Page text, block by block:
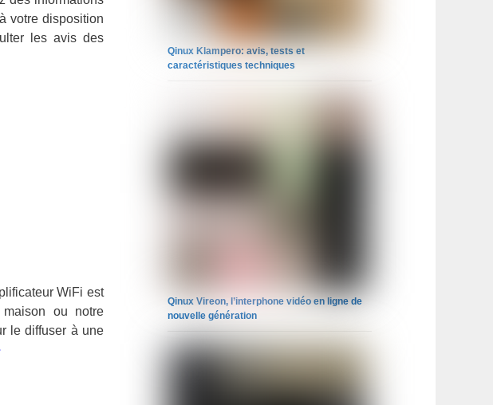
votre disposition
les avis des
WiFi est
ou notre
le diffuser à une
Qinux Klampero: avis, tests et
caractéristiques techniques
Qinux Vireon, l’interphone vidéo en ligne de
nouvelle génération